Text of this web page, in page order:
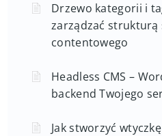
Drzewo kategorii i
zarządzać strukturą
contentowego
Headless CMS –
backend Twojego
Jak stworzyć